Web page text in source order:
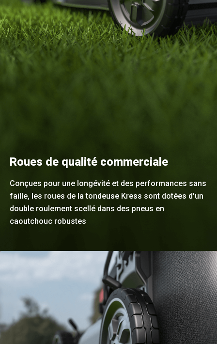
Roues de qualité commerciale
Conçues pour une longévité et des performances sans
faille, les roues de la tondeuse Kress sont dotées d'un
double roulement scellé dans des pneus en
caoutchouc robustes